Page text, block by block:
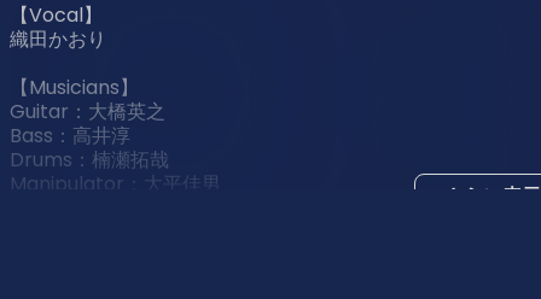
【Vocal】
織田かおり
【Musicians】
Guitar：大橋英之
Bass：高井淳
Drums：楠瀬拓哉
Manipulator：大平佳男
さらに表示